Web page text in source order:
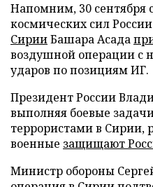
Напомним, 30 сентября
космических сил России
СирииБашара Асада
воздушной операции с
ударов по позициям ИГ.
Президент России
выполняя боевые
террористами в Сирии,
военные защищают
Министр обороны